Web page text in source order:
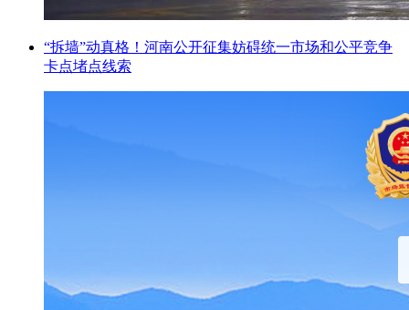
“拆墙”动真格！河南公开征集妨碍统一市场和公平竞争
卡点堵点线索